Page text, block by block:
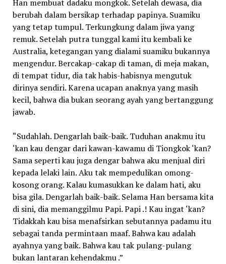
Han membuat dadaku mongkok. Setelah dewasa, dia
berubah dalam bersikap terhadap papinya. Suamiku
yang tetap tumpul. Terkungkung dalam jiwa yang
remuk. Setelah putra tunggal kami itu kembali ke
Australia, ketegangan yang dialami suamiku bukannya
mengendur. Bercakap-cakap di taman, di meja makan,
di tempat tidur, dia tak habis-habisnya mengutuk
dirinya sendiri. Karena ucapan anaknya yang masih
kecil, bahwa dia bukan seorang ayah yang bertanggung
jawab.
“Sudahlah. Dengarlah baik-baik. Tuduhan anakmu itu
‘kan kau dengar dari kawan-kawamu di Tiongkok ‘kan?
Sama seperti kau juga dengar bahwa aku menjual diri
kepada lelaki lain. Aku tak mempedulikan omong-
kosong orang. Kalau kumasukkan ke dalam hati, aku
bisa gila. Dengarlah baik-baik. Selama Han bersama kita
di sini, dia memanggilmu Papi. Papi .! Kau ingat ‘kan?
Tidakkah kau bisa menafsirkan sebutannya padamu itu
sebagai tanda permintaan maaf. Bahwa kau adalah
ayahnya yang baik. Bahwa kau tak pulang-pulang
bukan lantaran kehendakmu .”